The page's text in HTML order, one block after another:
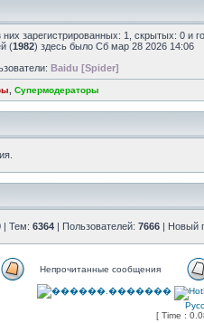
них зарегистрированных: 1, скрытых: 0 и
(1982) здесь было Сб мар 28 2026 14:06
Baidu [Spider]
Супермодераторы
| Тем: 6364 | Пользователей: 7666 | Новый
Непрочитанные сообщения
[ Time :